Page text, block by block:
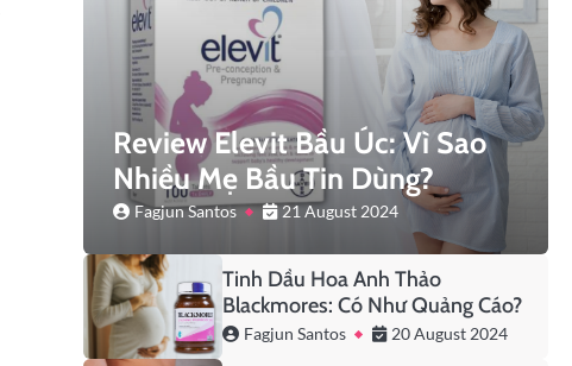
Review Elevit Bầu Úc: Vì Sao
Nhiều Mẹ Bầu Tin Dùng?
Fagjun Santos 21 August 2024
Tinh Dầu Hoa Anh Thảo
Blackmores: Có Như Quảng Cáo?
Fagjun Santos 20 August 2024